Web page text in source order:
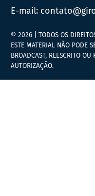
E-mail:
© 2026 | TODOS OS
ESTE MATERIAL NÃO PODE
BROADCAST, REESCRITO
AUTORIZAÇÃO.